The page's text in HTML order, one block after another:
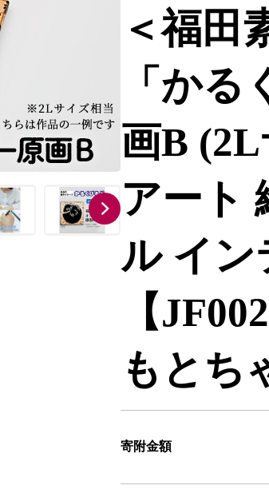
＜福田
「か
画B
アート
ル イン
【
もとち
寄附金額